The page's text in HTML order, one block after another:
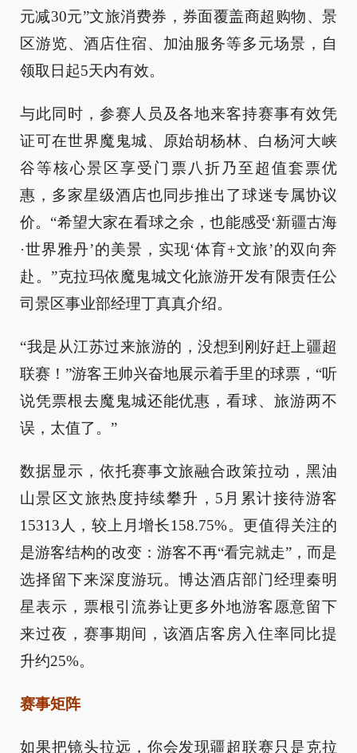
元减30元”文旅消费券，券面覆盖商超购物、景
区游览、酒店住宿、加油服务等多元场景，自
领取日起5天内有效。
与此同时，参赛人员及各地来客持赛事有效凭
证可在世界魔鬼城、原始胡杨林、白杨河大峡
谷等核心景区享受门票八折乃至超值套票优
惠，多家星级酒店也同步推出了球迷专属协议
价。“希望大家在看球之余，也能感受‘新疆古海
·世界雅丹’的美景，实现‘体育+文旅’的双向奔
赴。”克拉玛依魔鬼城文化旅游开发有限责任公
司景区事业部经理丁真真介绍。
“我是从江苏过来旅游的，没想到刚好赶上疆超
联赛！”游客王帅兴奋地展示着手里的球票，“听
说凭票根去魔鬼城还能优惠，看球、旅游两不
误，太值了。”
数据显示，依托赛事文旅融合政策拉动，黑油
山景区文旅热度持续攀升，5月累计接待游客
15313人，较上月增长158.75%。更值得关注的
是游客结构的改变：游客不再“看完就走”，而是
选择留下来深度游玩。博达酒店部门经理秦明
星表示，票根引流券让更多外地游客愿意留下
来过夜，赛事期间，该酒店客房入住率同比提
升约25%。
赛事矩阵
如果把镜头拉远，你会发现疆超联赛只是克拉